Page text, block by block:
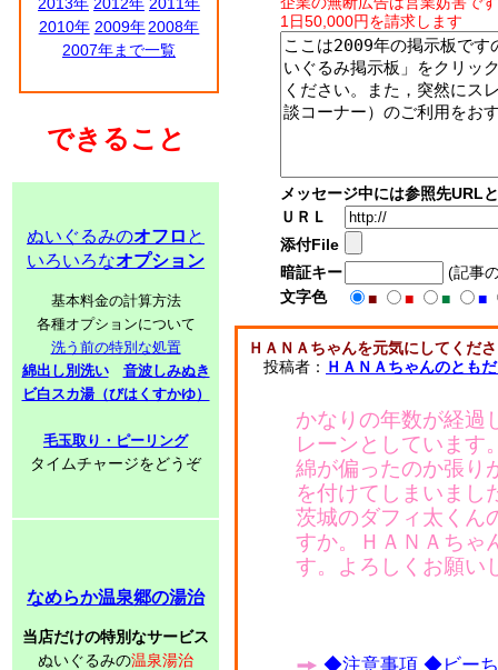
2010年 2009年 2008年
2007年まで一覧
できること
ぬいぐるみのオフロ と
いろいろなオプション
基本料金の計算方法
各種オプションについて
洗う前の特別な処置
綿出し別洗い
音波しみぬき
ビ白スカ湯（びはくすかゆ）
毛玉取り・ピーリング
タイムチャージをどうぞ
なめらか温泉郷の湯治
当店だけの特別なサービス
ぬいぐるみの温泉湯治
1日50,000円を請求します
メッセージ中には参照先URL
ＵＲＬ
添付File
暗証キー
(記事
文字色
■ ■ ■ ■
ＨＡＮＡちゃんを元気にしてくだ
投稿者： ＨＡＮＡちゃんのとも
かなりの年数が経過
レーンとしています
綿が偏ったのか張り
を付けてしまいまし
茨城のダフィ太くん
すか。ＨＡＮＡちゃ
す。よろしくお願い
◆注意事項 ◆ビーち